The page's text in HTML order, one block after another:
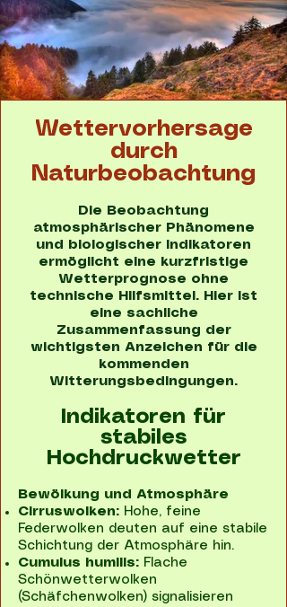
Wettervorhersage
durch
Naturbeobachtung
Die Beobachtung
atmosphärischer Phänomene
und biologischer Indikatoren
ermöglicht eine kurzfristige
Wetterprognose ohne
technische Hilfsmittel. Hier ist
eine sachliche
Zusammenfassung der
wichtigsten Anzeichen für die
kommenden
Witterungsbedingungen.
Indikatoren für
stabiles
Hochdruckwetter
Bewölkung und Atmosphäre
Cirruswolken: Hohe, feine
Federwolken deuten auf eine stabile
Schichtung der Atmosphäre hin.
Cumulus humilis: Flache
Schönwetterwolken
(Schäfchenwolken) signalisieren